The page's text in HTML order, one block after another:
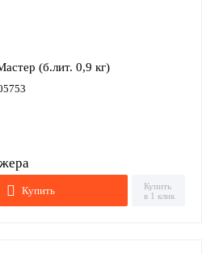
(б.лит. 0,9 кг)
Купить
Купить
в 1 клик